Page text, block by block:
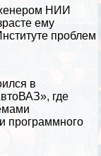
НИИ
ему
проблем
в
где
программного